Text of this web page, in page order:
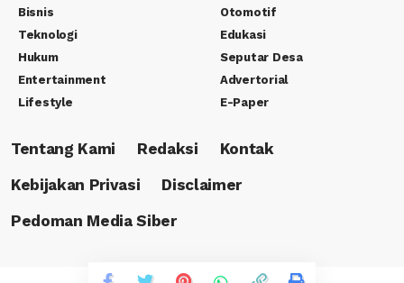
Bisnis
Teknologi
Hukum
Entertainment
Lifestyle
Otomotif
Edukasi
Seputar Desa
Advertorial
E-Paper
Tentang Kami Redaksi
Kontak
Kebijakan Privasi
Disclaimer
Pedoman Media Siber